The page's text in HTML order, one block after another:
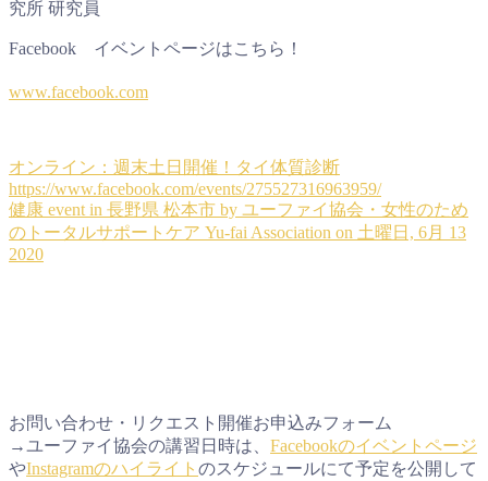
究所 研究員
Facebook イベントページはこちら！
www.facebook.com
オンライン：週末土日開催！タイ体質診断
https://www.facebook.com/events/275527316963959/
健康 event in 長野県 松本市 by ユーファイ協会・女性のため
のトータルサポートケア Yu-fai Association on 土曜日, 6月 13
2020
お問い合わせ・リクエスト開催お申込みフォーム
→ユーファイ協会の講習日時は、 Facebookのイベントページ
やInstagramのハイライト のスケジュールにて予定を公開して